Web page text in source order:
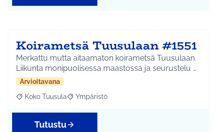
Koirametsä Tuusulaan #1551
Merkattu mutta aitaamaton koirametsä Tuusulaan.
Liikunta monipuolisessa maastossa ja seurustelu …
Arvioitavana
Rajaa tulokset aihepiirin mukaan: Koko Tuusula
Koko Tuusula Rajaa tulokset teeman mukaan: Ympäristö
Ympäristö
Tutustu